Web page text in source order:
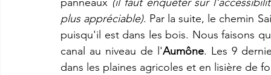
plus appréciable). Par la suite, le chemin
puisqu'il est dans les bois. Nous faisons
canal au niveau de l'Aumône. Les 9
dans les plaines agricoles et en lisière de